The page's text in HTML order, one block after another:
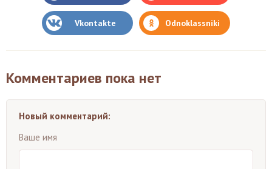
Vkontakte Odnoklassniki
Комментариев пока нет
Новый комментарий:
Ваше имя